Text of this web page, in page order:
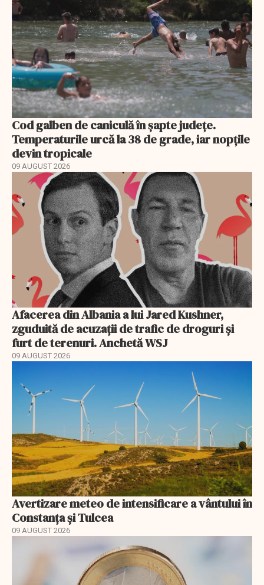
Cod galben de caniculă în șapte județe.
Temperaturile urcă la 38 de grade, iar nopțile
devin tropicale
09 AUGUST 2026
Afacerea din Albania a lui Jared Kushner,
zguduită de acuzații de trafic de droguri și
furt de terenuri. Anchetă WSJ
09 AUGUST 2026
Avertizare meteo de intensificare a vântului în
Constanța și Tulcea
09 AUGUST 2026